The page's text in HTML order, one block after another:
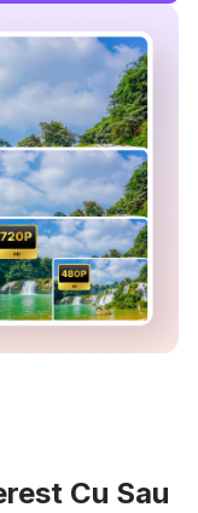
Cu Sau